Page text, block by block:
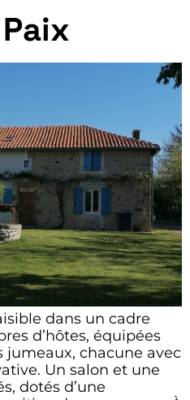
dans un cadre
d’hôtes, équipées
jumeaux, chacune avec
Un salon et une
dotés d’une